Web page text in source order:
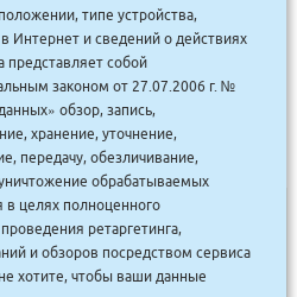
in Russian
ТУҺУНАН|МАҔАҺЫЫННАР
типе устройства,
Интернет и сведений о действиях
представляет собой
законом от 27.07.2006 г. №
обзор, запись,
хранение, уточнение,
передачу, обезличивание,
обрабатываемых
в целях полноценного
ретаргетинга,
и обзоров посредством сервиса
хотите, чтобы ваши данные